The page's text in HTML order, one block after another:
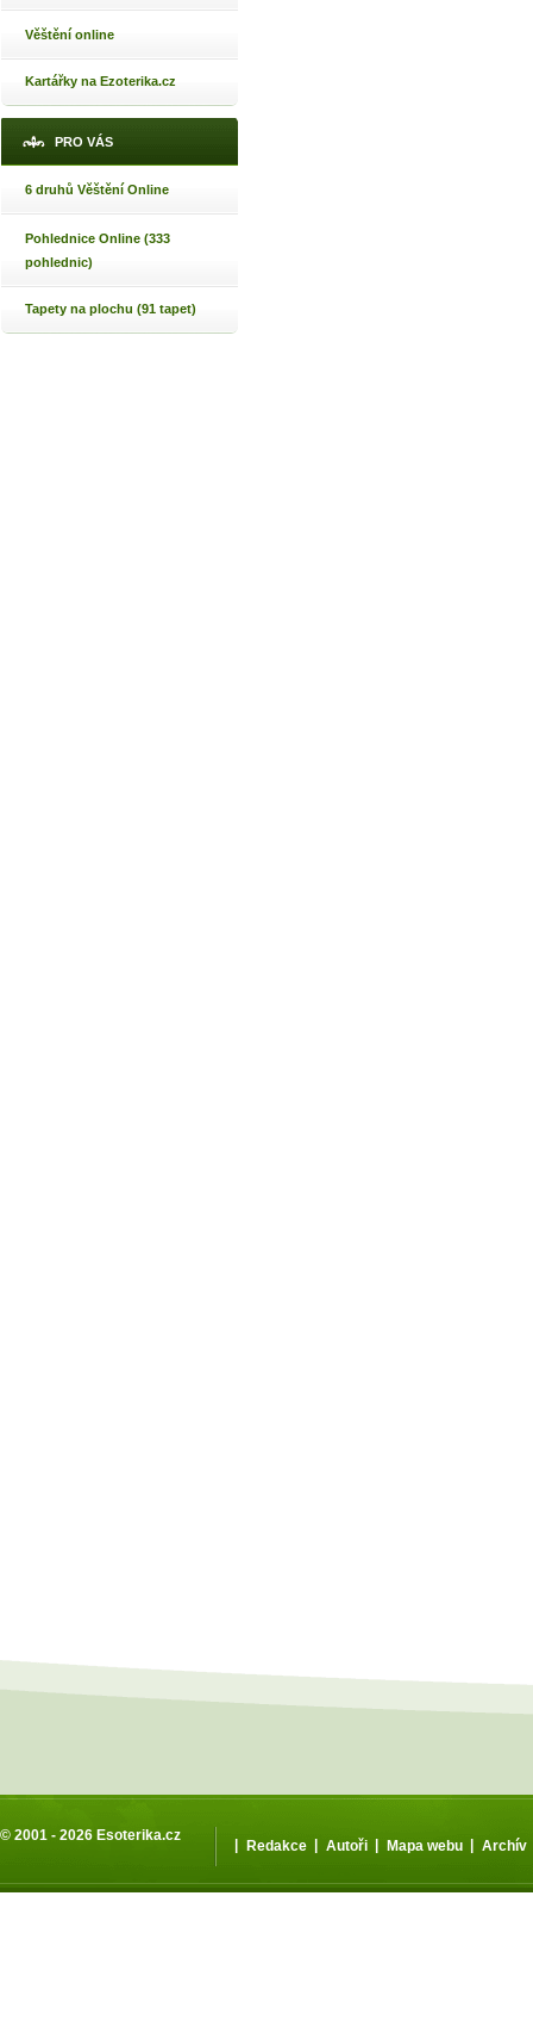
Věštění online
Kartářky na Ezoterika.cz
PRO VÁS
6 druhů Věštění Online
Pohlednice Online (333
pohlednic)
Tapety na plochu (91 tapet)
© 2001 - 2026 Esoterika.cz
| Redakce | Autoři | Mapa webu | Archív